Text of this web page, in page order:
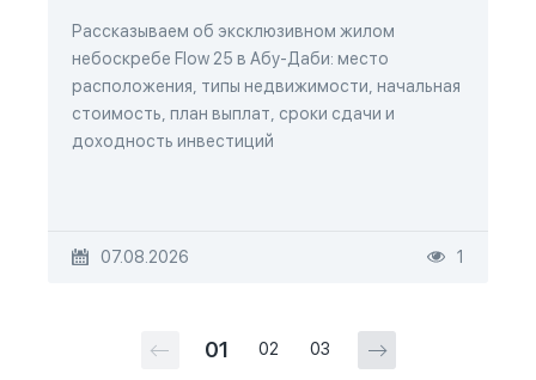
Рассказываем об эксклюзивном жилом
небоскребе Flow 25 в Абу-Даби: место
расположения, типы недвижимости, начальная
стоимость, план выплат, сроки сдачи и
доходность инвестиций
07.08.2026 1
01 02 03